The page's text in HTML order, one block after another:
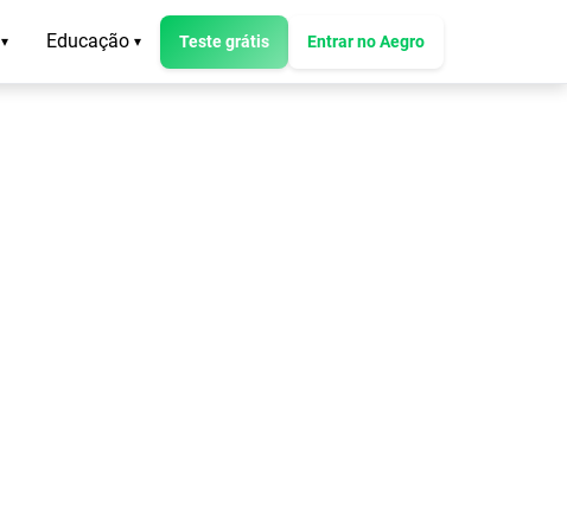
▾ Educação ▾ Teste grátis Entrar no Aegro